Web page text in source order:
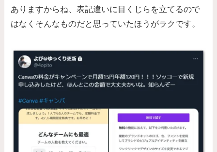
ありますからね、表記違いに目くじらを立てるので
はなくそんなものだと思っていたほうがラクです。